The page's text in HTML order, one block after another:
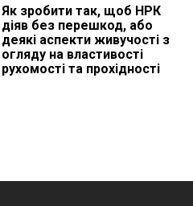
Як зробити так, щоб НРК
діяв без перешкод, або
деякі аспекти живучості з
огляду на властивості
рухомості та прохідності